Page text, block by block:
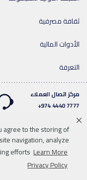
agree to the storing of
navigation, analyze
efforts Learn More
Privacy Policy
ثقافة مصرفية
الأدوات المالية
التعرفة
مركز اتصال العملاء
7777 4440 974+
twitteryoutube
سياسة الخصوصية